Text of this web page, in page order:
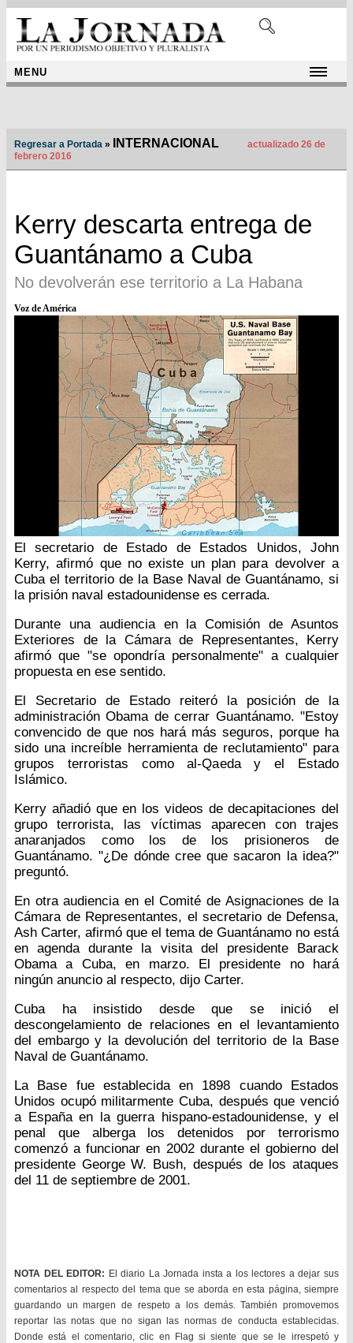
MENU
Regresar a Portada » INTERNACIONAL
actualizado 26 de
febrero 2016
Kerry descarta entrega de
Guantánamo a Cuba
No devolverán ese territorio a La Habana
Voz de América
El secretario de Estado de Estados Unidos, John
Kerry, afirmó que no existe un plan para devolver a
Cuba el territorio de la Base Naval de Guantánamo, si
la prisión naval estadounidense es cerrada.
Durante una audiencia en la Comisión de Asuntos
Exteriores de la Cámara de Representantes, Kerry
afirmó que "se opondría personalmente" a cualquier
propuesta en ese sentido.
El Secretario de Estado reiteró la posición de la
administración Obama de cerrar Guantánamo. "Estoy
convencido de que nos hará más seguros, porque ha
sido una increíble herramienta de reclutamiento" para
grupos terroristas como al-Qaeda y el Estado
Islámico.
Kerry añadió que en los videos de decapitaciones del
grupo terrorista, las víctimas aparecen con trajes
anaranjados como los de los prisioneros de
Guantánamo. "¿De dónde cree que sacaron la idea?"
preguntó.
En otra audiencia en el Comité de Asignaciones de la
Cámara de Representantes, el secretario de Defensa,
Ash Carter, afirmó que el tema de Guantánamo no está
en agenda durante la visita del presidente Barack
Obama a Cuba, en marzo. El presidente no hará
ningún anuncio al respecto, dijo Carter.
Cuba ha insistido desde que se inició el
descongelamiento de relaciones en el levantamiento
del embargo y la devolución del territorio de la Base
Naval de Guantánamo.
La Base fue establecida en 1898 cuando Estados
Unidos ocupó militarmente Cuba, después que venció
a España en la guerra hispano-estadounidense, y el
penal que alberga los detenidos por terrorismo
comenzó a funcionar en 2002 durante el gobierno del
presidente George W. Bush, después de los ataques
del 11 de septiembre de 2001.
NOTA DEL EDITOR: El diario La Jornada insta a los lectores a dejar sus
comentarios al respecto del tema que se aborda en esta página, siempre
guardando un margen de respeto a los demás. También promovemos
reportar las notas que no sigan las normas de conducta establecidas.
Donde está el comentario, clic en Flag si siente que se le irrespetó y